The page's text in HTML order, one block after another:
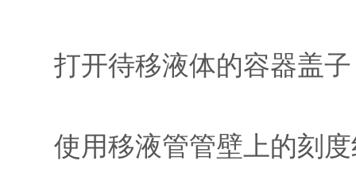
打开待移液体的容器盖子
使用移液管管壁上的刻度